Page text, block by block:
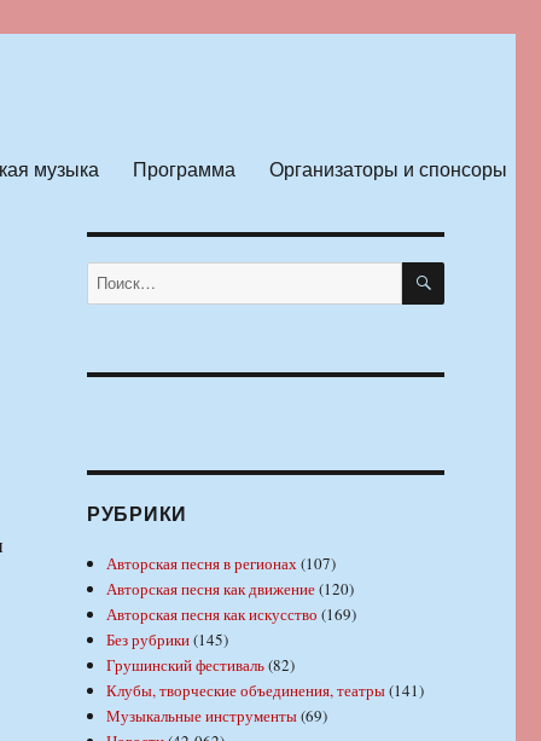
музыка Программа Организаторы и спонсоры
Искать: ПОИСК
РУБРИКИ
Авторская песня в регионах(107)
Авторская песня как движение(120)
Авторская песня как искусство (169)
Без рубрики(145)
Грушинский фестиваль(82)
Клубы, творческие объединения, театры(141)
Музыкальные инструменты(69)